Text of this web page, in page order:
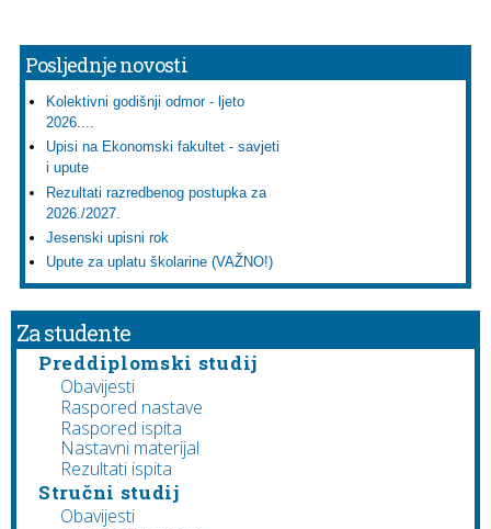
Posljednje novosti
Kolektivni godišnji odmor - ljeto
2026....
Upisi na Ekonomski fakultet - savjeti
i upute
Rezultati razredbenog postupka za
2026./2027.
Jesenski upisni rok
Upute za uplatu školarine (VAŽNO!)
Za studente
Preddiplomski studij
Obavijesti
Raspored nastave
Raspored ispita
Nastavni materijal
Rezultati ispita
Stručni studij
Obavijesti